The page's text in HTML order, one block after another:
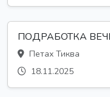
ПОДРАБОТКА
Петах Тиква
18.11.2025